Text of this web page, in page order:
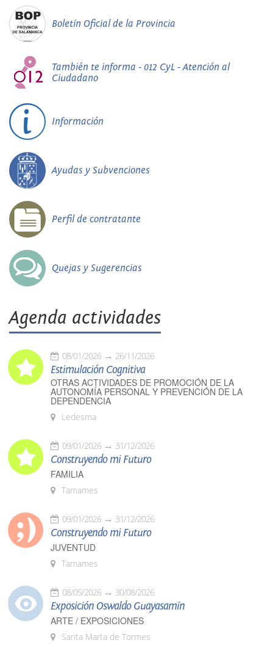
Boletín Oficial de la Provincia
También te informa - 012 CyL - Atención al
Ciudadano
Información
Ayudas y Subvenciones
Perfil de contratante
Quejas y Sugerencias
Agenda actividades
08/01/2026 26/11/2026
Estimulación Cognitiva
OTRAS ACTIVIDADES DE PROMOCIÓN DE LA
AUTONOMÍA PERSONAL Y PREVENCIÓN DE LA
DEPENDENCIA
Ledesma
09/01/2026 31/12/2026
Construyendo mi Futuro
FAMILIA
Tamames
09/01/2026 31/12/2026
Construyendo mi Futuro
JUVENTUD
Tamames
08/05/2026 30/08/2026
Exposición Oswaldo Guayasamín
ARTE / EXPOSICIONES
Santa Marta de Tormes